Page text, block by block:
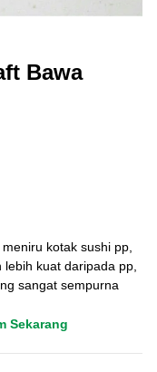
Bawa
kotak sushi pp,
kuat daripada pp,
sangat sempurna
Sekarang